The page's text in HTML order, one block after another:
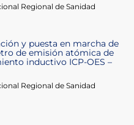
Regional de Sanidad
y puesta en marcha de
de emisión atómica de
inductivo ICP-OES –
Regional de Sanidad